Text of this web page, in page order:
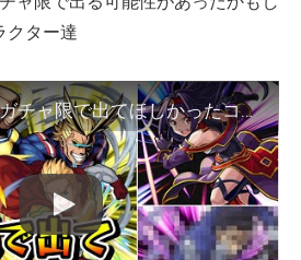
クター達
【モンスト】正直ガチャ限で出てほしかったコラボ降臨星6キャラSS5選 ガチャ限で出る可能性があったかもしれない魅力的なキャラクター達